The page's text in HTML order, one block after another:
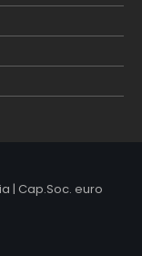
| Cap.Soc. euro